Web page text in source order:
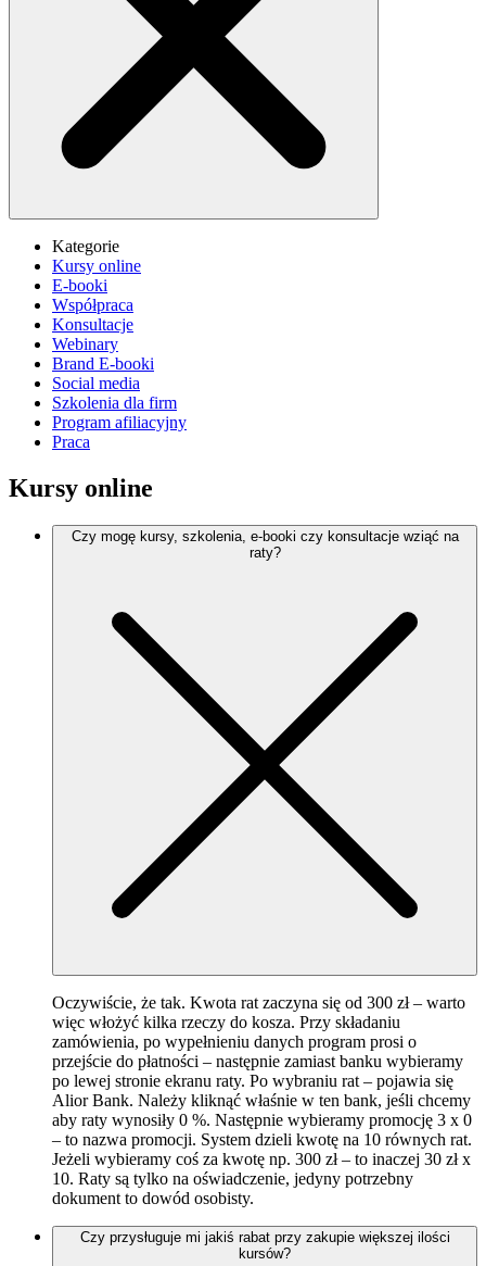
Kategorie
Kursy online
E-booki
Współpraca
Konsultacje
Webinary
Brand E-booki
Social media
Szkolenia dla firm
Program afiliacyjny
Praca
Kursy online
Czy mogę kursy, szkolenia, e-booki czy konsultacje wziąć na
raty?
Oczywiście, że tak. Kwota rat zaczyna się od 300 zł – warto
więc włożyć kilka rzeczy do kosza. Przy składaniu
zamówienia, po wypełnieniu danych program prosi o
przejście do płatności – następnie zamiast banku wybieramy
po lewej stronie ekranu raty. Po wybraniu rat – pojawia się
Alior Bank. Należy kliknąć właśnie w ten bank, jeśli chcemy
aby raty wynosiły 0 %. Następnie wybieramy promocję 3 x 0
– to nazwa promocji. System dzieli kwotę na 10 równych rat.
Jeżeli wybieramy coś za kwotę np. 300 zł – to inaczej 30 zł x
10. Raty są tylko na oświadczenie, jedyny potrzebny
dokument to dowód osobisty.
Czy przysługuje mi jakiś rabat przy zakupie większej ilości
kursów?